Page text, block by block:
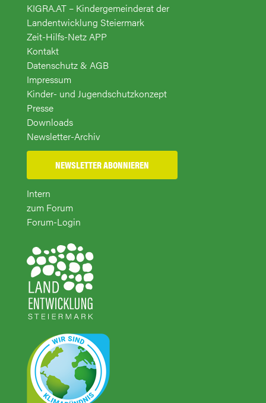
KIGRA.AT – Kindergemeinderat der
Landentwicklung Steiermark
Zeit-Hilfs-Netz APP
Kontakt
Datenschutz & AGB
Impressum
Kinder- und Jugendschutzkonzept
Presse
Downloads
Newsletter-Archiv
NEWSLETTER ABONNIEREN
Intern
zum Forum
Forum-Login